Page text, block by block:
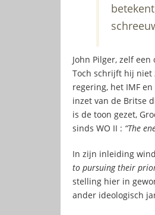
John Pilger, zelf
Toch schrijft hij niet
regering, het IMF
inzet van de Britse
is de toon gezet,
sinds WO II : “The
In zijn inleiding
to pursuing their
stelling hier in
ander ideologisch